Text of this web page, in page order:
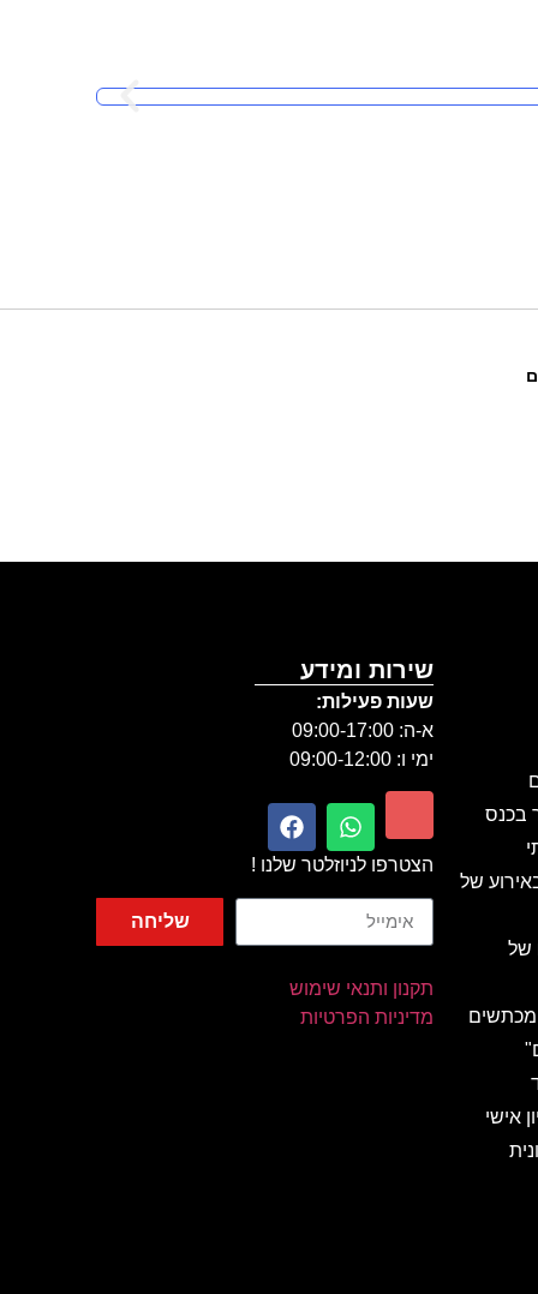
בכנס
של
של
מכתשים
אישי
שירות ומידע
שעות פעילות:
א-ה: 09:00-17:00
ימי ו: 09:00-12:00
הצטרפו לניוזלטר שלנו !
שליחה
תקנון ותנאי שימוש
מדיניות הפרטיות